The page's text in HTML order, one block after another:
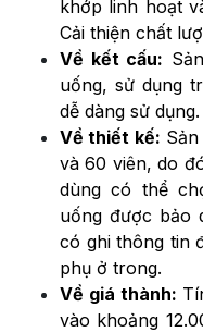
khớp linh hoạt
Cải thiện chất
Về kết cấu:
uống, sử dụng
dễ dàng sử dụng.
Về thiết kế:
và 60 viên, do
dùng có thể
uống được bảo
có ghi thông tin
phụ ở trong.
Về giá thành:
vào khoảng